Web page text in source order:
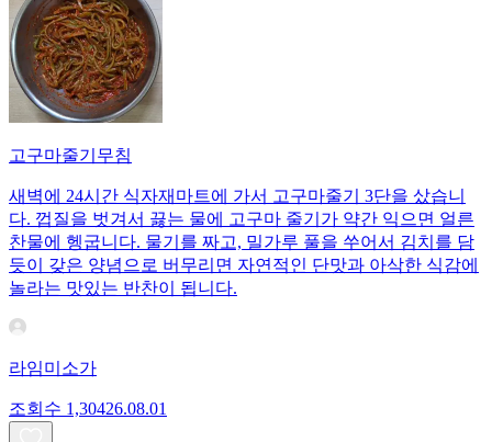
고구마줄기무침
새벽에 24시간 식자재마트에 가서 고구마줄기 3단을 샀습니
다. 껍질을 벗겨서 끓는 물에 고구마 줄기가 약간 익으면 얼른
찬물에 헹굽니다. 물기를 짜고, 밀가루 풀을 쑤어서 김치를 담
듯이 갖은 양념으로 버무리면 자연적인 단맛과 아삭한 식감에
놀라는 맛있는 반찬이 됩니다.
라임미소가
조회수 1,30426.08.01